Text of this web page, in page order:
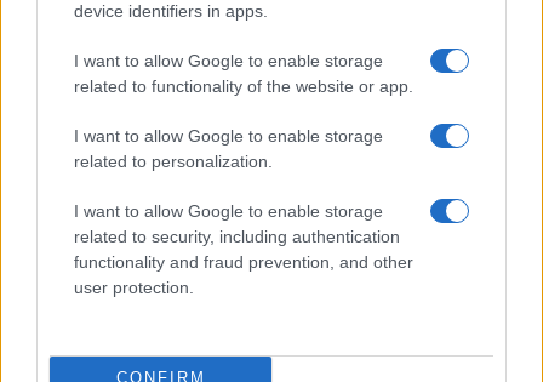
device identifiers in apps.
I want to allow Google to enable storage
related to functionality of the website or app.
I want to allow Google to enable storage
related to personalization.
I want to allow Google to enable storage
related to security, including authentication
functionality and fraud prevention, and other
user protection.
CONFIRM
salute, riposare e mangiar bene ti aiuteranno a
ritrovare equilibrio.
L’energia attuale ti sostiene rendendoti radioso,
soprattutto nei contesti lavorativi o sociali che
richiedono presenza e carisma. In amore, un invito
spontaneo o un momento festivo può accendere
Vergine